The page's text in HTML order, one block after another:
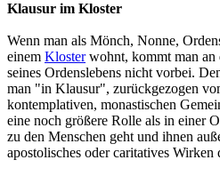
Klausur im Kloster
Wenn man als Mönch, Nonne,
einem Klosterwohnt, kommt man an
seines Ordenslebens nicht vorbei.
man "in Klausur", zurückgezogen
kontemplativen, monastischen
eine noch größere Rolle als in einer
zu den Menschen geht und ihnen
apostolisches oder caritatives Wirken